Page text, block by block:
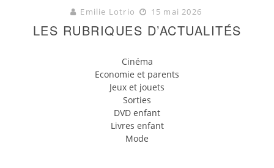
Emilie Lotrio 15 mai 2026
LES RUBRIQUES D’ACTUALITÉS
Cinéma
Economie et parents
Jeux et jouets
Sorties
DVD enfant
Livres enfant
Mode